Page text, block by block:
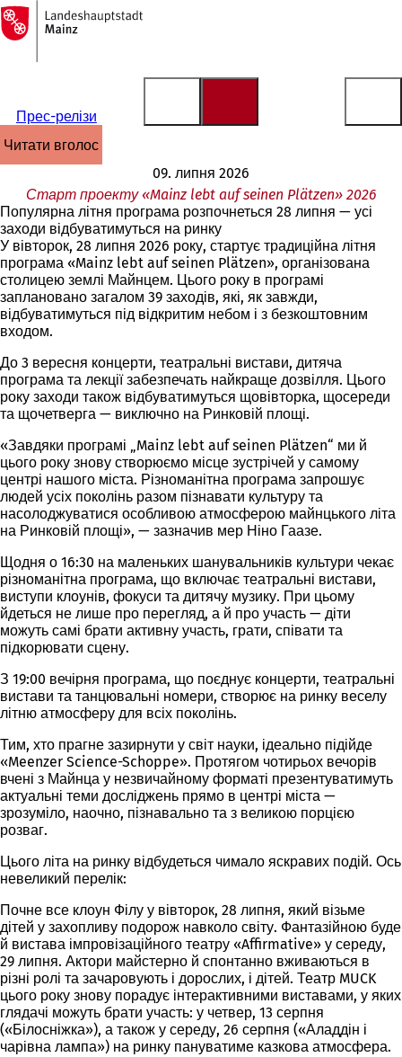
Перейти до змісту
На
головну
сторінку
Прес-релізи
читати вголос
09. липня 2026
Старт проекту «Mainz lebt auf seinen Plätzen» 2026
Популярна літня програма розпочнеться 28 липня — усі
заходи відбуватимуться на ринку
У вівторок, 28 липня 2026 року, стартує традиційна літня
програма «Mainz lebt auf seinen Plätzen», організована
столицею землі Майнцем. Цього року в програмі
заплановано загалом 39 заходів, які, як завжди,
відбуватимуться під відкритим небом і з безкоштовним
входом.
До 3 вересня концерти, театральні вистави, дитяча
програма та лекції забезпечать найкраще дозвілля. Цього
року заходи також відбуватимуться щовівторка, щосереди
та щочетверга — виключно на Ринковій площі.
«Завдяки програмі „Mainz lebt auf seinen Plätzen“ ми й
цього року знову створюємо місце зустрічей у самому
центрі нашого міста. Різноманітна програма запрошує
людей усіх поколінь разом пізнавати культуру та
насолоджуватися особливою атмосферою майнцького літа
на Ринковій площі», — зазначив мер Ніно Гаазе.
Щодня о 16:30 на маленьких шанувальників культури чекає
різноманітна програма, що включає театральні вистави,
виступи клоунів, фокуси та дитячу музику. При цьому
йдеться не лише про перегляд, а й про участь — діти
можуть самі брати активну участь, грати, співати та
підкорювати сцену.
З 19:00 вечірня програма, що поєднує концерти, театральні
вистави та танцювальні номери, створює на ринку веселу
літню атмосферу для всіх поколінь.
Тим, хто прагне зазирнути у світ науки, ідеально підійде
«Meenzer Science-Schoppe». Протягом чотирьох вечорів
вчені з Майнца у незвичайному форматі презентуватимуть
актуальні теми досліджень прямо в центрі міста —
зрозуміло, наочно, пізнавально та з великою порцією
розваг.
Цього літа на ринку відбудеться чимало яскравих подій. Ось
невеликий перелік:
Почне все клоун Філу у вівторок, 28 липня, який візьме
дітей у захопливу подорож навколо світу. Фантазійною буде
й вистава імпровізаційного театру «Affirmative» у середу,
29 липня. Актори майстерно й спонтанно вживаються в
різні ролі та зачаровують і дорослих, і дітей. Театр MUCK
цього року знову порадує інтерактивними виставами, у яких
глядачі можуть брати участь: у четвер, 13 серпня
(«Білосніжка»), а також у середу, 26 серпня («Аладдін і
чарівна лампа») на ринку пануватиме казкова атмосфера.